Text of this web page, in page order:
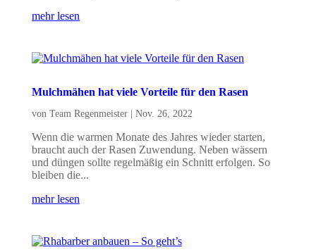
mehr lesen
Mulchmähen hat viele Vorteile für den Rasen
von Team Regenmeister| Nov. 26, 2022
Wenn die warmen Monate des Jahres wieder starten,
braucht auch der Rasen Zuwendung. Neben wässern
und düngen sollte regelmäßig ein Schnitt erfolgen. So
bleiben die...
mehr lesen